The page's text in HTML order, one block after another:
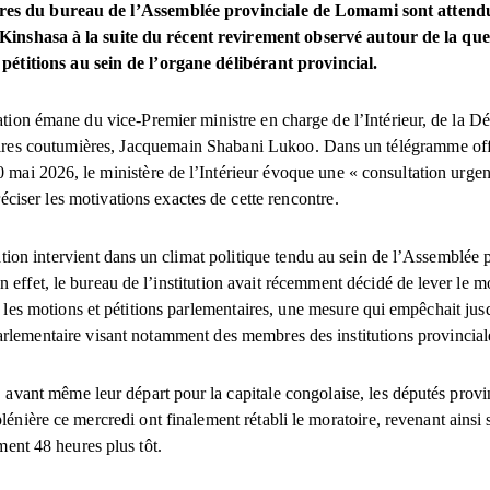
du bureau de l’Assemblée provinciale de Lomami sont
à la suite du récent revirement observé autour de la
au sein de l’organe délibérant provincial.
émane du vice-Premier ministre en charge de l’Intérieur, de la
coutumières, Jacquemain Shabani Lukoo. Dans un télégramme
mai 2026, le ministère de l’Intérieur évoque une « consultation
les motivations exactes de cette rencontre.
intervient dans un climat politique tendu au sein de l’Assemblée
effet, le bureau de l’institution avait récemment décidé de lever le
les motions et pétitions parlementaires, une mesure qui empêchait
visant notamment des membres des institutions
avant même leur départ pour la capitale congolaise, les députés
ce mercredi ont finalement rétabli le moratoire, revenant ainsi
48 heures plus tôt.